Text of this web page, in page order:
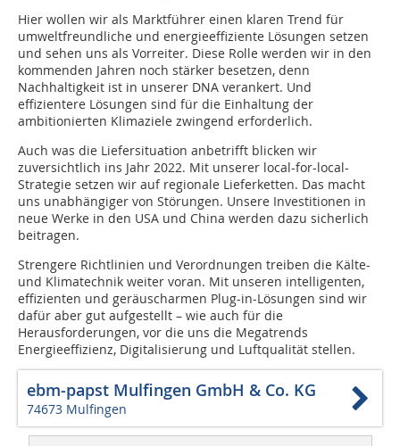
Hier wollen wir als Marktführer einen klaren Trend für
umweltfreundliche und energieeffiziente Lösungen setzen
und sehen uns als Vorreiter. Diese Rolle werden wir in den
kommenden Jahren noch stärker besetzen, denn
Nachhaltigkeit ist in unserer DNA verankert. Und
effizientere Lösungen sind für die Einhaltung der
ambitionierten Klimaziele zwingend erforderlich.
Auch was die Liefersituation anbetrifft blicken wir
zuversichtlich ins Jahr 2022. Mit unserer local-for-local-
Strategie setzen wir auf regionale Lieferketten. Das macht
uns unabhängiger von Störungen. Unsere Investitionen in
neue Werke in den USA und China werden dazu sicherlich
beitragen.
Strengere Richtlinien und Verordnungen treiben die Kälte-
und Klimatechnik weiter voran. Mit unseren intelligenten,
effizienten und geräuscharmen Plug-in-Lösungen sind wir
dafür aber gut aufgestellt – wie auch für die
Herausforderungen, vor die uns die Megatrends
Energieeffizienz, Digitalisierung und Luftqualität stellen.
ebm-papst Mulfingen GmbH & Co. KG
74673 Mulfingen